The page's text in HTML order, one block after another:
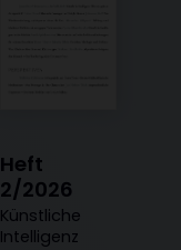
Heft
2/2026
:
Künstliche
Intelligenz